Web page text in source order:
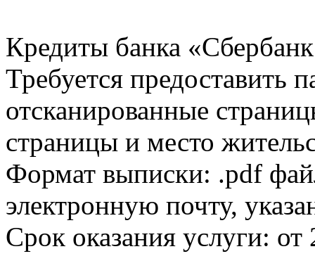
Кредиты банка
Требуется предоставить
отсканированные
страницы и место
Формат выписки: .pdf
электронную почту,
Срок оказания услуги: от